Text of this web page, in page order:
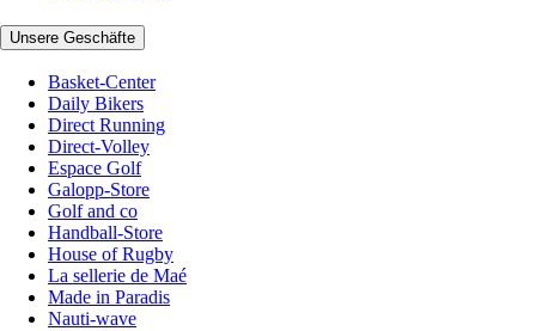
Unsere Geschäfte
Basket-Center
Daily Bikers
Direct Running
Direct-Volley
Espace Golf
Galopp-Store
Golf and co
Handball-Store
House of Rugby
La sellerie de Maé
Made in Paradis
Nauti-wave